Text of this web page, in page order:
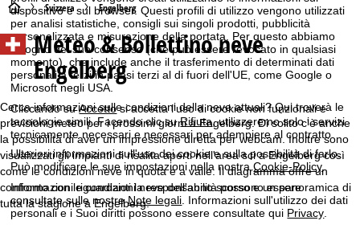
dispositivo e sul browser. Questi profili di utilizzo vengono utilizzati
per analisi statistiche, consigli sui singoli prodotti, pubblicità
personalizzata e misurazione della portata. Per questo abbiamo
bisogno del suo consenso (che può essere revocato in qualsiasi
momento), che include anche il trasferimento di determinati dati
personali a terzi in paesi terzi al di fuori dell'UE, come Google o
Microsoft negli USA.
Cliccando suAccettosi accetta l'uso di cookie non funzionali e
tecnologie simili. Facendo clic suRifiuta, utilizzeremo solo i servizi
tecnicamente necessari e necessari per adempiere al contratto.
Ulteriori informazioni sull'uso dei cookie e sulla possibilità di farlo.
Può modificare le sue impostazioni nella nostraCookie-Policy.
Informazioni riguardanti la responsabilità possono essere
consultate sulle nostreNote legali. Informazioni sull'utilizzo dei dati
personali e i Suoi diritti possono essere consultate qui Privacy.
H
o
m
e
p
a
g
Svizzera Engelberg
Meteo & Bollettino neve
Engelberg
Cerca informazioni sulle condizioni della neve attuali? Qui troverà le
previsioni meteo per i prossimi giorni a Engelberg. Di solito c'è anche
la possibilità di aver un impressione diretta per webcam. Inoltre sono
visualizzati gli impianti di risalita aperti nell'area sci a Engelberg così
come le condizioni neve in quota e a valle. Il diagramma offre un
confronto con le condizioni neve dell'anno scorso e un panoramica di
tutta la stagione a Engelberg.